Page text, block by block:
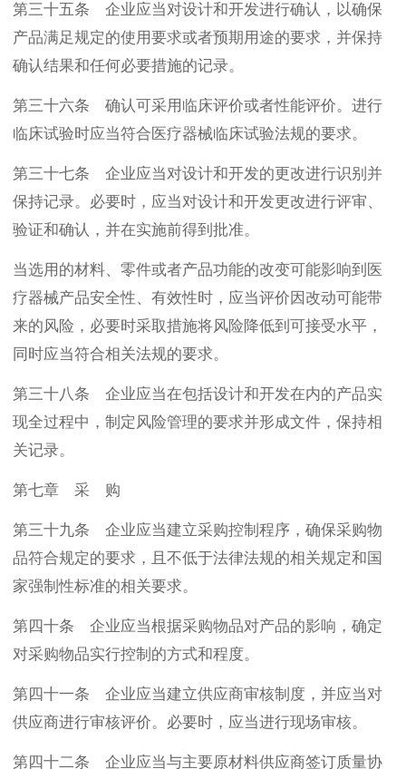
第三十五条 企业应当对设计和开发进行确认，以确保
产品满足规定的使用要求或者预期用途的要求，并保持
确认结果和任何必要措施的记录。
第三十六条 确认可采用临床评价或者性能评价。进行
临床试验时应当符合医疗器械临床试验法规的要求。
第三十七条 企业应当对设计和开发的更改进行识别并
保持记录。必要时，应当对设计和开发更改进行评审、
验证和确认，并在实施前得到批准。
当选用的材料、零件或者产品功能的改变可能影响到医
疗器械产品安全性、有效性时，应当评价因改动可能带
来的风险，必要时采取措施将风险降低到可接受水平，
同时应当符合相关法规的要求。
第三十八条 企业应当在包括设计和开发在内的产品实
现全过程中，制定风险管理的要求并形成文件，保持相
关记录。
第七章 采 购
第三十九条 企业应当建立采购控制程序，确保采购物
品符合规定的要求，且不低于法律法规的相关规定和国
家强制性标准的相关要求。
第四十条 企业应当根据采购物品对产品的影响，确定
对采购物品实行控制的方式和程度。
第四十一条 企业应当建立供应商审核制度，并应当对
供应商进行审核评价。必要时，应当进行现场审核。
第四十二条 企业应当与主要原材料供应商签订质量协